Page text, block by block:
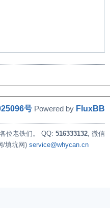
号 Powered by FluxBB
位老铁们。 QQ: 516333132, 微信
/填坑网) service@whycan.cn